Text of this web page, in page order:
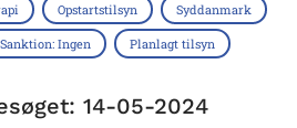
Opstartstilsyn Syddanmark
Sanktion: Ingen Planlagt tilsyn
14-05-2024